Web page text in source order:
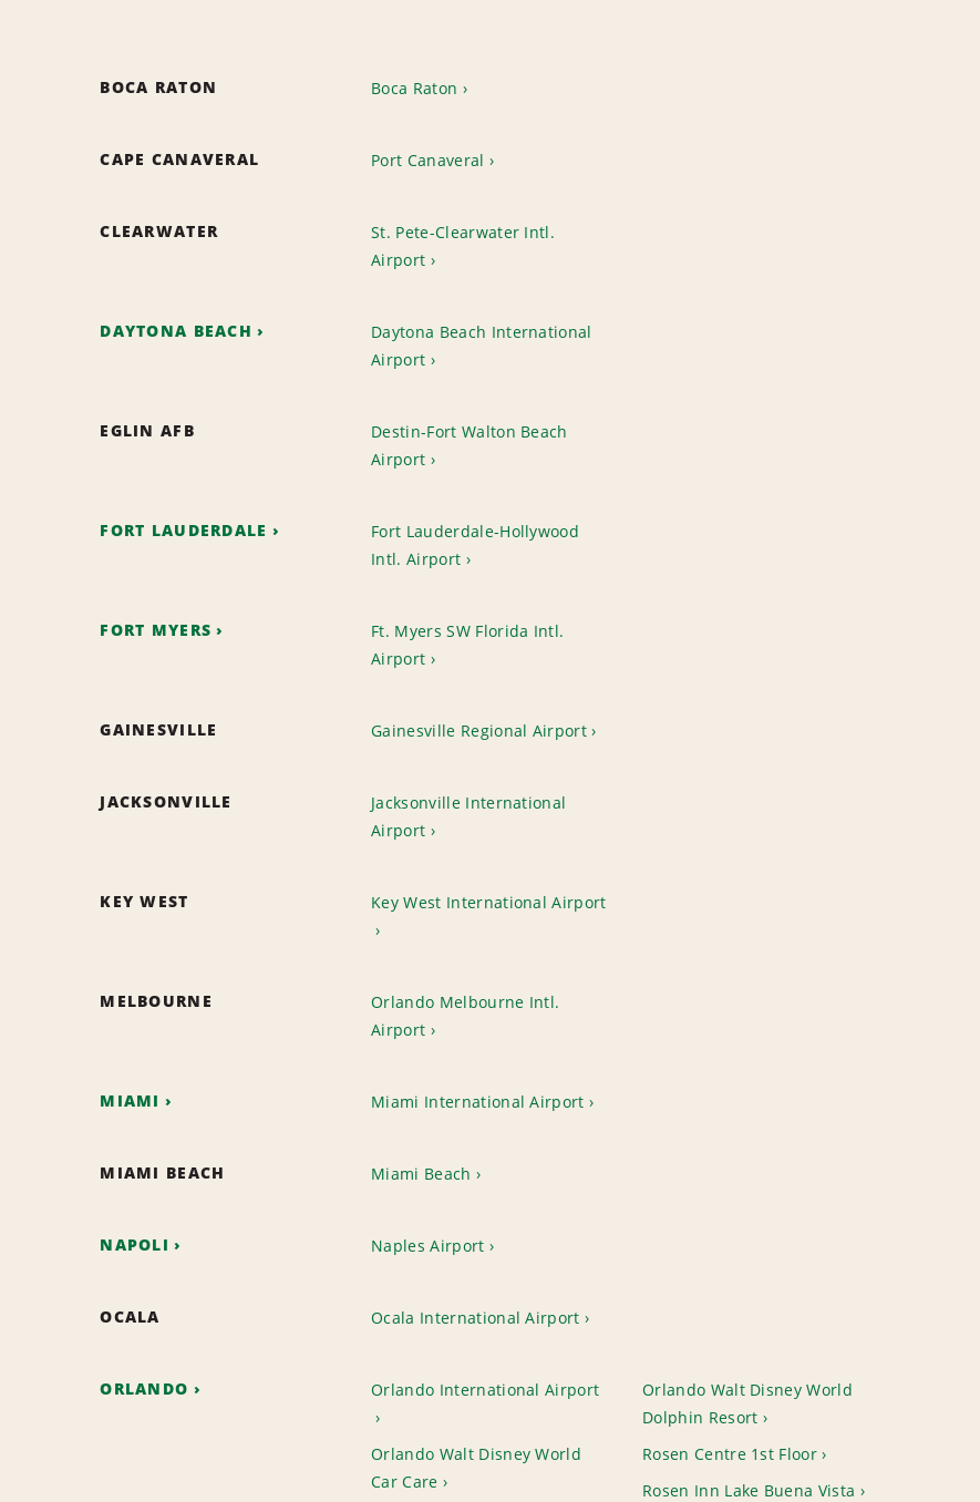
BOCA RATON Boca Raton
CAPE CANAVERAL Port Canaveral
CLEARWATER
St. Pete-Clearwater Intl.
Airport
DAYTONA BEACH
Daytona Beach International
Airport
EGLIN AFB
Destin-Fort Walton Beach
Airport
FORT LAUDERDALE
Fort Lauderdale-Hollywood
Intl. Airport
FORT MYERS
Ft. Myers SW Florida Intl.
Airport
GAINESVILLE Gainesville Regional Airport
JACKSONVILLE
Jacksonville International
Airport
KEY WEST Key West International Airport
MELBOURNE
Orlando Melbourne Intl.
Airport
MIAMI Miami International Airport
MIAMI BEACH Miami Beach
NAPOLI Naples Airport
OCALA Ocala International Airport
ORLANDO Orlando International Airport
Orlando Walt Disney World
Car Care
Orlando Walt Disney World
Dolphin Resort
Rosen Centre 1st Floor
Rosen Inn Lake Buena Vista